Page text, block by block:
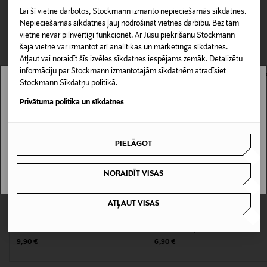
Lai šī vietne darbotos, Stockmann izmanto nepieciešamās sīkdatnes.
Nepieciešamās sīkdatnes ļauj nodrošināt vietnes darbību. Bez tām
vietne nevar pilnvērtīgi funkcionēt. Ar Jūsu piekrišanu Stockmann
šajā vietnē var izmantot arī analītikas un mārketinga sīkdatnes.
Atļaut vai noraidīt šīs izvēles sīkdatnes iespējams zemāk. Detalizētu
informāciju par Stockmann izmantotajām sīkdatnēm atradīsiet
Stockmann Sīkdatņu politikā.
Privātuma politika un sīkdatnes
PIELĀGOT
NORAIDĪT VISAS
ATĻAUT VISAS
neapdraudot to elpojamību. Aizsargājošais aerosols ir
piemērots ādai, zamšādai, nubukam un sintētiskiem
materiāliem.
Produkta numurs
156869070
0,00 €
Piegāde uz saņemšanas punktu
0,00 € – 4,90 €
CITI KLIENTI SKATĪJĀS ARĪ
SPRINGYARD
Original Price
9,90 €
SPRINGYARD
Original Price
6,90 €
Stockmann nav pieejams tavā valstī.